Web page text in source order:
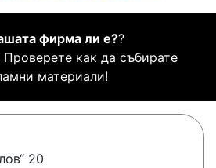
фирма ли е??
Проверете как да събирате
материали!
20